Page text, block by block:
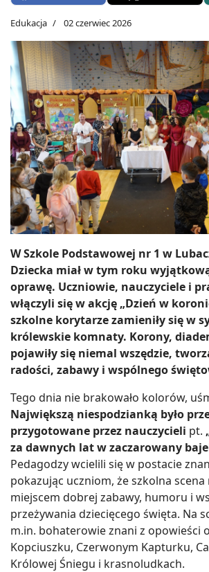
Edukacja 02 czerwiec 2026
W Szkole Podstawowej nr 1 w
Dziecka miał w tym roku
oprawę. Uczniowie, nauczyciele i
włączyli się w akcję „Dzień w
szkolne korytarze zamieniły się w
królewskie komnaty. Korony,
pojawiły się niemal wszędzie,
radości, zabawy i wspólnego
Tego dnia nie brakowało kolorów,
Największą niespodzianką było
przygotowane przez nauczycieli pt.
za dawnych lat w zaczarowany
Pedagodzy wcielili się w postacie
pokazując uczniom, że szkolna scena
miejscem dobrej zabawy, humoru i
przeżywania dziecięcego święta. Na
m.in. bohaterowie znani z opowieści
Kopciuszku, Czerwonym Kapturku,
Królowej Śniegu i krasnoludkach.